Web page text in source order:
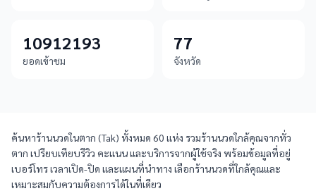
10912193
ยอดเข้าชม
77
จังหวัด
ค้นหาร้านนวดในตาก (Tak) ทั้งหมด 60 แห่ง รวมร้านนวดใกล้คุณจากทั่ว
ตาก เปรียบเทียบรีวิว คะแนน และบริการจากผู้ใช้จริง พร้อมข้อมูลที่อยู่
เบอร์โทร เวลาเปิด-ปิด และแผนที่นำทาง เลือกร้านนวดที่ใกล้คุณและ
เหมาะสมกับความต้องการได้ในที่เดียว